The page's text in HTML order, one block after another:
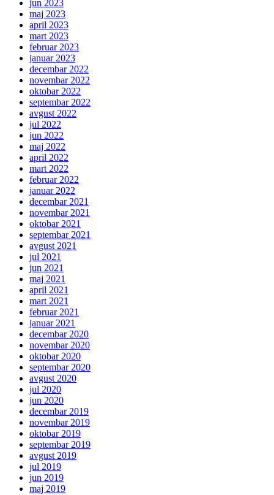
jun 2023
maj 2023
april 2023
mart 2023
februar 2023
januar 2023
decembar 2022
novembar 2022
oktobar 2022
septembar 2022
avgust 2022
jul 2022
jun 2022
maj 2022
april 2022
mart 2022
februar 2022
januar 2022
decembar 2021
novembar 2021
oktobar 2021
septembar 2021
avgust 2021
jul 2021
jun 2021
maj 2021
april 2021
mart 2021
februar 2021
januar 2021
decembar 2020
novembar 2020
oktobar 2020
septembar 2020
avgust 2020
jul 2020
jun 2020
decembar 2019
novembar 2019
oktobar 2019
septembar 2019
avgust 2019
jul 2019
jun 2019
maj 2019